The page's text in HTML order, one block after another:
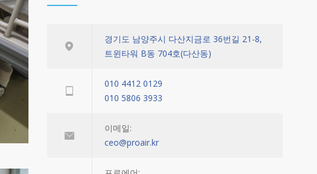
경기도 남양주시 다산지금로 36번길 21-8,
트윈타워 B동 704호(다산동)
010 4412 0129
010 5806 3933
이메일:
ceo@proair.kr